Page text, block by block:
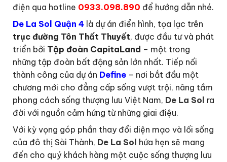
điện qua hotline 0933.098.890 để hướng dẫn nhé.
De La Sol Quận 4 là dự án điển hình, tọa lạc trên
trục đường Tôn Thất Thuyết, được đầu tư và phát
triển bởi Tập đoàn CapitaLand – một trong
những tập đoàn bất động sản lớn nhất. Tiếp nối
thành công của dự án Define – nơi bắt đầu một
chương mới cho đẳng cấp sống vượt trội, nâng tầm
phong cách sống thượng lưu Việt Nam, De La Sol ra
đời với nguồn cảm hứng từ những giai điệu.
Với kỳ vọng góp phần thay đổi diện mạo và lối sống
của đô thị Sài Thành, De La Sol hứa hẹn sẽ mang
đến cho quý khách hàng một cuộc sống thượng lưu